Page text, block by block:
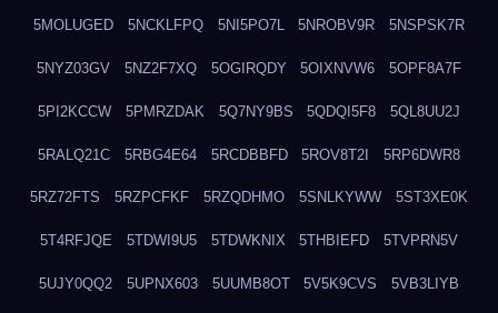
5MOLUGED 5NCKLFPQ 5NI5PO7L 5NROBV9R 5NSPSK7R
5NYZ03GV 5NZ2F7XQ 5OGIRQDY 5OIXNVW6 5OPF8A7F
5PI2KCCW 5PMRZDAK 5Q7NY9BS 5QDQI5F8 5QL8UU2J
5RALQ21C 5RBG4E64 5RCDBBFD 5ROV8T2I 5RP6DWR8
5RZ72FTS 5RZPCFKF 5RZQDHMO 5SNLKYWW 5ST3XE0K
5T4RFJQE 5TDWI9U5 5TDWKNIX 5THBIEFD 5TVPRN5V
5UJY0QQ2 5UPNX603 5UUMB8OT 5V5K9CVS 5VB3LIYB